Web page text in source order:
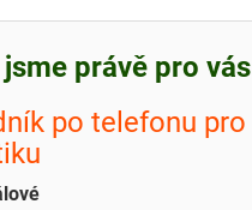
právě pro vás
po telefonu pro